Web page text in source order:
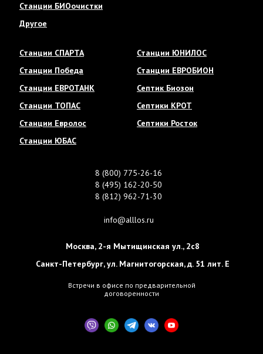
Станции БИОочистки
Другое
Станции СПАРТА
Станции Победа
Станции ЕВРОТАНК
Станции ТОПАС
Станции Евролос
Станции ЮБАС
Станции ЮНИЛОС
Станции ЕВРОБИОН
Септик Биозон
Септики КРОТ
Септики Росток
8 (800) 775-26-16
8 (495) 162-20-50
8 (812) 962-71-30
info@alllos.ru
Москва, 2-я Мытищинская ул., 2с8
Санкт-Петербург,ул. Магнитогорская, д. 51 лит. Е
Встречи в офисе по предварительной
договоренности